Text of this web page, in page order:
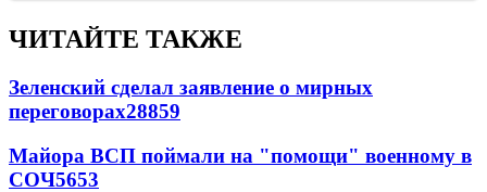
ЧИТАЙТЕ ТАКЖЕ
Зеленский сделал заявление о мирных
переговорах28859
Майора ВСП поймали на "помощи" военному в
СОЧ5653